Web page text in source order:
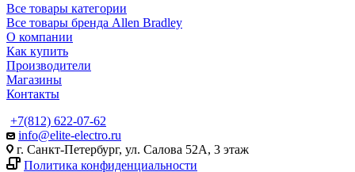
Все товары категории
Все товары бренда Allen Bradley
О компании
Как купить
Производители
Магазины
Контакты
+7(812) 622-07-62
info@elite-electro.ru
г. Санкт-Петербург, ул. Салова 52А, 3 этаж
Политика конфиденциальности